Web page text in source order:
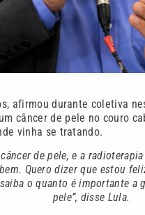
afirmou durante coletiva
câncer de pele no couro
vinha se tratando.
de pele, e a
Quero dizer que estou
o quanto é importante a
pele”, disse Lula.